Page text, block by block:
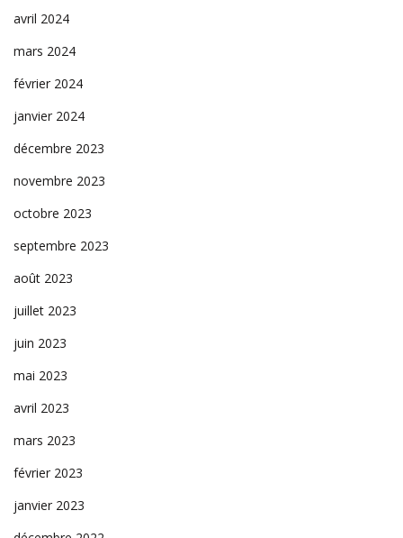
avril 2024
mars 2024
février 2024
janvier 2024
décembre 2023
novembre 2023
octobre 2023
septembre 2023
août 2023
juillet 2023
juin 2023
mai 2023
avril 2023
mars 2023
février 2023
janvier 2023